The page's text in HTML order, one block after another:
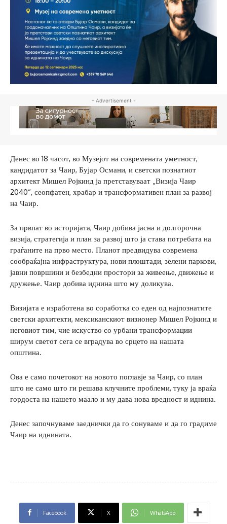
- Advertisement -
Денес во 18 часот, во Музејот на современата уметност,
кандидатот за Чаир, Бујар Османи, и светски познатиот
архитект Мишел Ројкинд ја претставуваат „Визија Чаир
2040“, сеопфатен, храбар и трансформативен план за развој
на Чаир.
За првпат во историјата, Чаир добива јасна и долгорочна
визија, стратегија и план за развој што ја става потребата на
граѓаните на прво место. Планот предвидува современа
сообраќајна инфраструктура, нови плоштади, зелени паркови,
јавни површини и безбедни простори за живеење, движење и
дружење. Чаир добива иднина што му доликува.
Визијата е изработена во соработка со еден од најпознатите
светски архитекти, мексиканскиот визионер Мишел Ројкинд и
неговиот тим, чие искуство со урбани трансформации
ширум светот сега се вградува во срцето на нашата
општина.
Ова е само почетокот на новото поглавје за Чаир, со план
што не само што ги решава клучните проблеми, туку ја враќа
гордоста на нашето маало и му дава нова вредност и иднина.
Денес започнуваме заеднички да го сонуваме и да го градиме
Чаир на иднината.
Facebook X WhatsApp